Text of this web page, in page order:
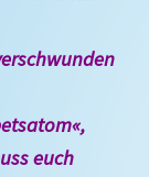
euch